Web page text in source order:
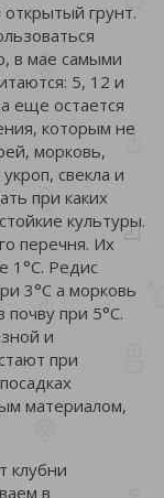
грунт.
в мае самыми
5, 12 и
еще остается
которым не
морковь,
свекла и
при каких
культуры.
перечня. Их
1°С. Редис
3°С а морковь
при 5°С.
и
при
материалом,
клубни
в